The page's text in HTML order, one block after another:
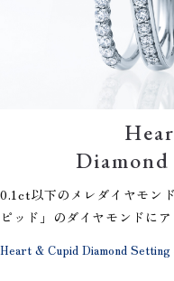
0.1ct以下のメレダイヤモン
ピッド」のダイヤモンドに
Heart & Cupid Diamond Setting